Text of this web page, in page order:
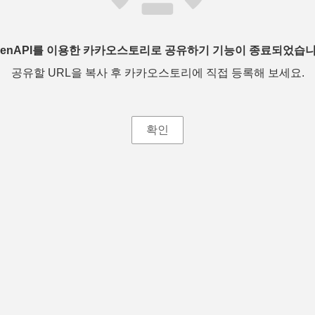
를 이용한 카카오스토리로 공유하기 기능이 종료되었습
공유할 URL을 복사 후 카카오스토리에 직접 등록해 보세요.
확인